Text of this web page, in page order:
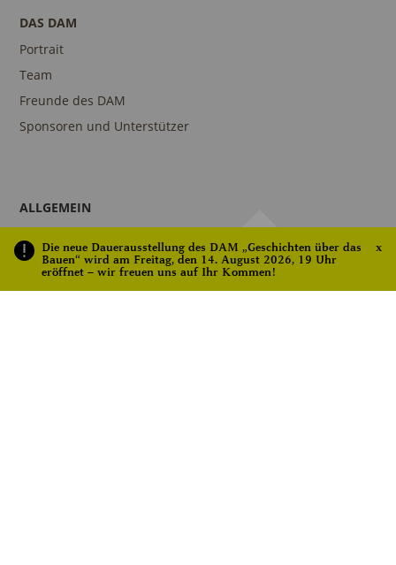
DAS DAM
Portrait
Team
Freunde des DAM
Sponsoren und Unterstützer
ALLGEMEIN
Newsletter
Die neue Dauerausstellung des DAM „Geschichten über das
Bauen“ wird am Freitag, den 14. August 2026, 19 Uhr
eröffnet – wir freuen uns auf Ihr Kommen!
x